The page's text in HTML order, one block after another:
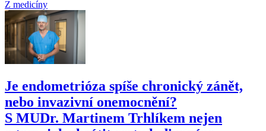
Z medicíny
Je endometrióza spíše chronický zánět,
nebo invazivní onemocnění?
S MUDr. Martinem Trhlíkem nejen